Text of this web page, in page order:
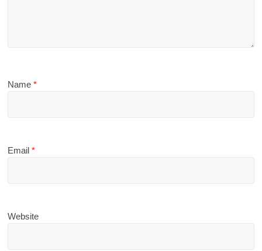
Name*
Email*
Website